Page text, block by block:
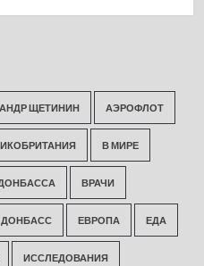
ЩЕТИНИН АЭРОФЛОТ
В МИРЕ
ВРАЧИ
ДОНБАСС ЕВРОПА ЕДА
ИССЛЕДОВАНИЯ